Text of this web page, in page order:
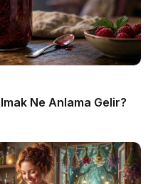
Ne Anlama Gelir?